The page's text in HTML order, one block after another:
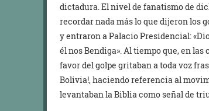
dictadura. El nivel de fanatismo de
recordar nada más lo que dijeron los
y entraron a Palacio Presidencial:
él nos Bendiga». Al tiempo que, en
favor del golpe gritaban a toda voz
Bolivia!, haciendo referencia al
levantaban la Biblia como señal de